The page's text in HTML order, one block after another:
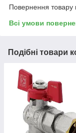
Повернення товару
Всі умови
Подібні товари